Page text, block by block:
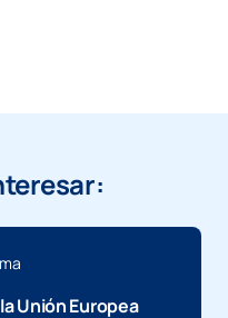
Unión Europea